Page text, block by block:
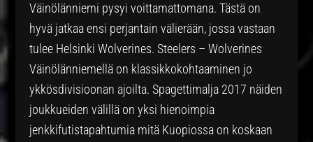
Väinölänniemi pysyi voittamattomana. Tästä on
hyvä jatkaa ensi perjantain välierään, jossa vastaan
tulee Helsinki Wolverines. Steelers – Wolverines
Väinölänniemellä on klassikkokohtaaminen jo
ykkösdivisioonan ajoilta. Spagettimalja 2017 näiden
joukkueiden välillä on yksi hienoimpia
jenkkifutistapahtumia mitä Kuopiossa on koskaan